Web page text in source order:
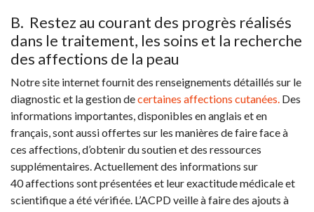
B. Restez au courant des progrès réalisés
dans le traitement, les soins et la recherche
des affections de la peau
Notre site internet fournit des renseignements détaillés sur le
diagnostic et la gestion decertaines affections cutanées. Des
informations importantes, disponibles en anglais et en
français, sont aussi offertes sur les manières de faire face à
ces affections, d’obtenir du soutien et des ressources
supplémentaires. Actuellement des informations sur
40 affections sont présentées et leur exactitude médicale et
scientifique a été vérifiée. L’ACPD veille à faire des ajouts à